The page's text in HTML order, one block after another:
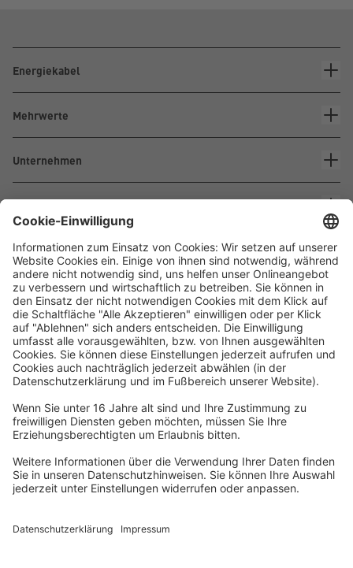
Energiekabel
Mehrwerte
Unternehmen
Waskönig+Walter
Kabel-Werk GmbH u. Co. KG
Ostermoorstraße 77
26683 Saterland
Fax +49 4498 88-900
info[att]waskoenig.de
Folgen Sie uns: